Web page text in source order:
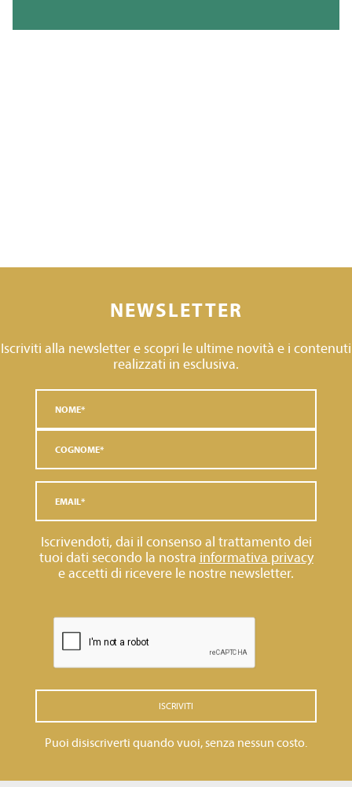
NEWSLETTER
Iscriviti alla newsletter e scopri le ultime novità e i contenuti
realizzati in esclusiva.
Iscrivendoti, dai il consenso al trattamento dei
tuoi dati secondo la nostra informativa privacy
e accetti di ricevere le nostre newsletter.
ISCRIVITI
Puoi disiscriverti quando vuoi, senza nessun costo.